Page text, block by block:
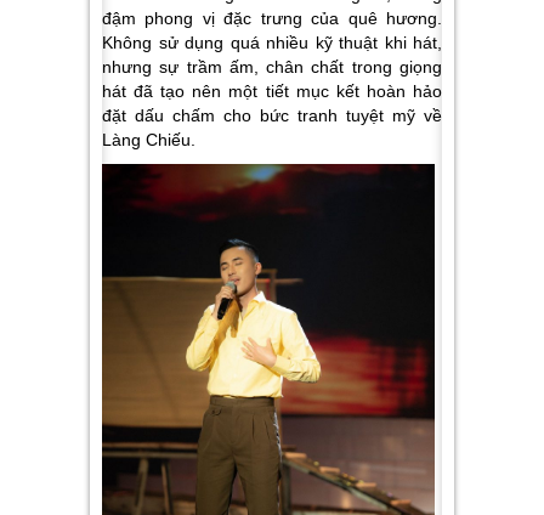
đậm phong vị đặc trưng của quê hương.
Không sử dụng quá nhiều kỹ thuật khi hát,
nhưng sự trầm ấm, chân chất trong giọng
hát đã tạo nên một tiết mục kết hoàn hảo
đặt dấu chấm cho bức tranh tuyệt mỹ về
Làng Chiếu.